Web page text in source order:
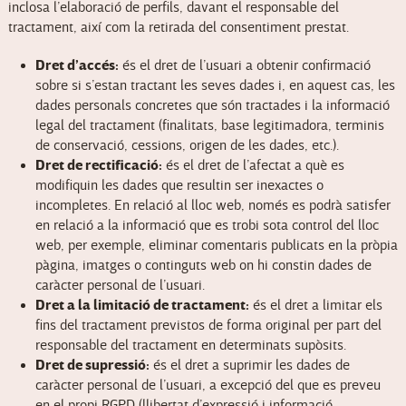
inclosa l’elaboració de perfils, davant el responsable del
tractament, així com la retirada del consentiment prestat.
Dret d’accés: és el dret de l’usuari a obtenir confirmació
sobre si s’estan tractant les seves dades i, en aquest cas, les
dades personals concretes que són tractades i la informació
legal del tractament (finalitats, base legitimadora, terminis
de conservació, cessions, origen de les dades, etc.).
Dret de rectificació: és el dret de l’afectat a què es
modifiquin les dades que resultin ser inexactes o
incompletes. En relació al lloc web, només es podrà satisfer
en relació a la informació que es trobi sota control del lloc
web, per exemple, eliminar comentaris publicats en la pròpia
pàgina, imatges o continguts web on hi constin dades de
caràcter personal de l’usuari.
Dret a la limitació de tractament: és el dret a limitar els
fins del tractament previstos de forma original per part del
responsable del tractament en determinats supòsits.
Dret de supressió: és el dret a suprimir les dades de
caràcter personal de l’usuari, a excepció del que es preveu